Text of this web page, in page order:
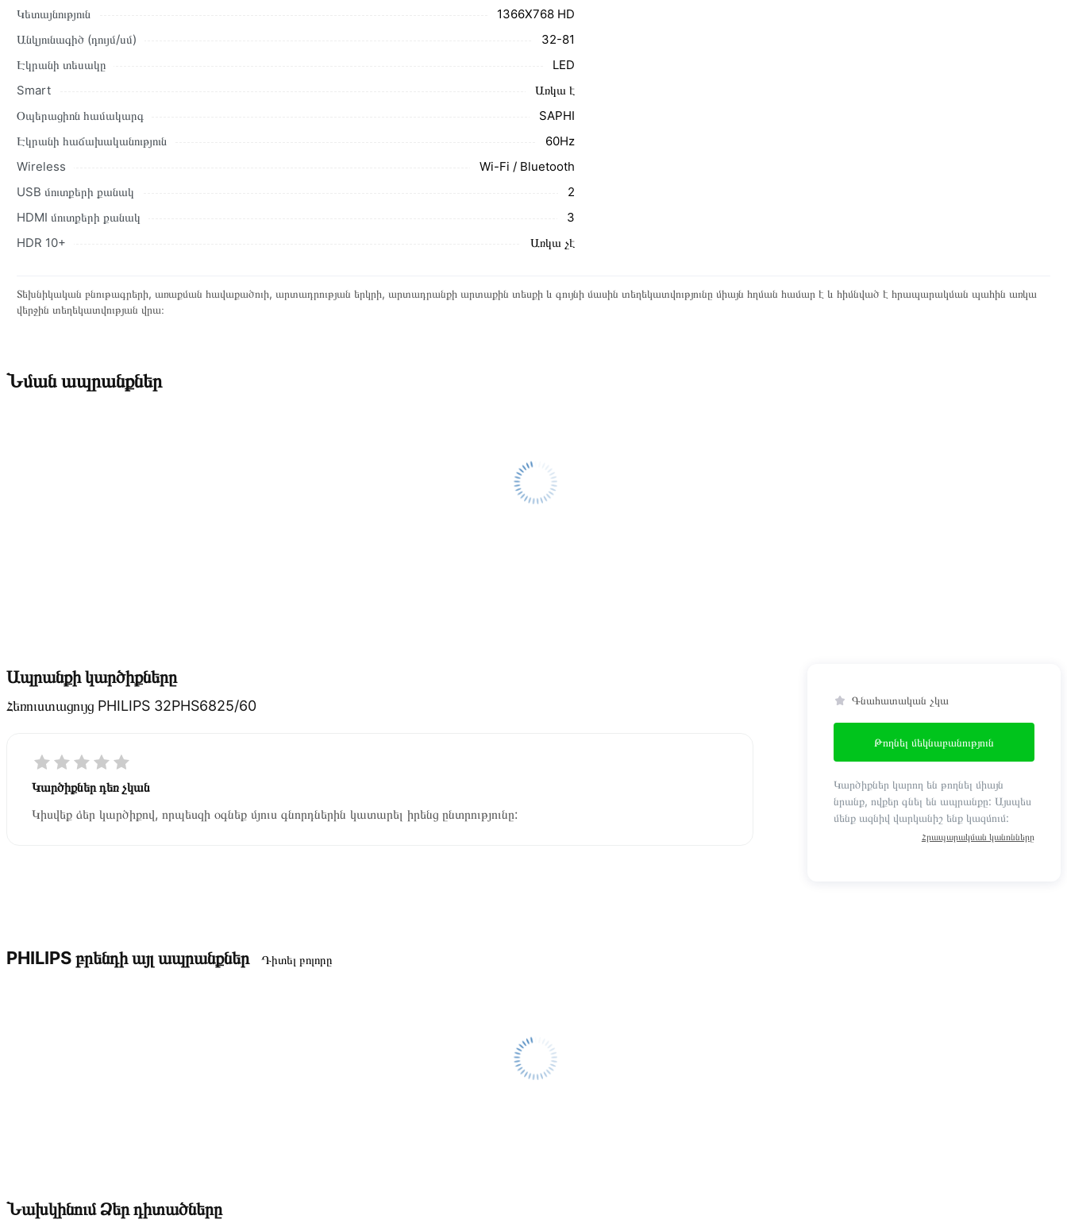
Կետայնություն
1366X768 HD
Անկյունագիծ (դույմ/սմ)
32-81
Էկրանի տեսակը
LED
Smart
Առկա է
Օպերացիոն համակարգ
SAPHI
Էկրանի հաճախականություն
60Hz
Wireless
Wi-Fi / Bluetooth
USB մուտքերի քանակ
2
HDMI մուտքերի քանակ
3
HDR 10+
Առկա չէ
Տեխնիկական բնութագրերի, առաքման հավաքածուի, արտադրության երկրի, արտադրանքի արտաքին տեսքի և գույնի մասին տեղեկատվությունը միայն հղման համար է և հիմնված է հրապարակման պահին առկա
վերջին տեղեկատվության վրա։
Նման ապրանքներ
Ապրանքի կարծիքները
Հեռուստացույց PHILIPS 32PHS6825/60
Կարծիքներ դեռ չկան
Կիսվեք ձեր կարծիքով, որպեսզի օգնեք մյուս գնորդներին կատարել իրենց ընտրությունը:
Գնահատական չկա
Թողնել մեկնաբանություն
Կարծիքներ կարող են թողնել միայն
նրանք, ովքեր գնել են ապրանքը: Այսպես
մենք ազնիվ վարկանիշ ենք կազմում:
Հրապարակման կանոնները
PHILIPS բրենդի այլ ապրանքներ Դիտել բոլորը
Նախկինում Ձեր դիտածները